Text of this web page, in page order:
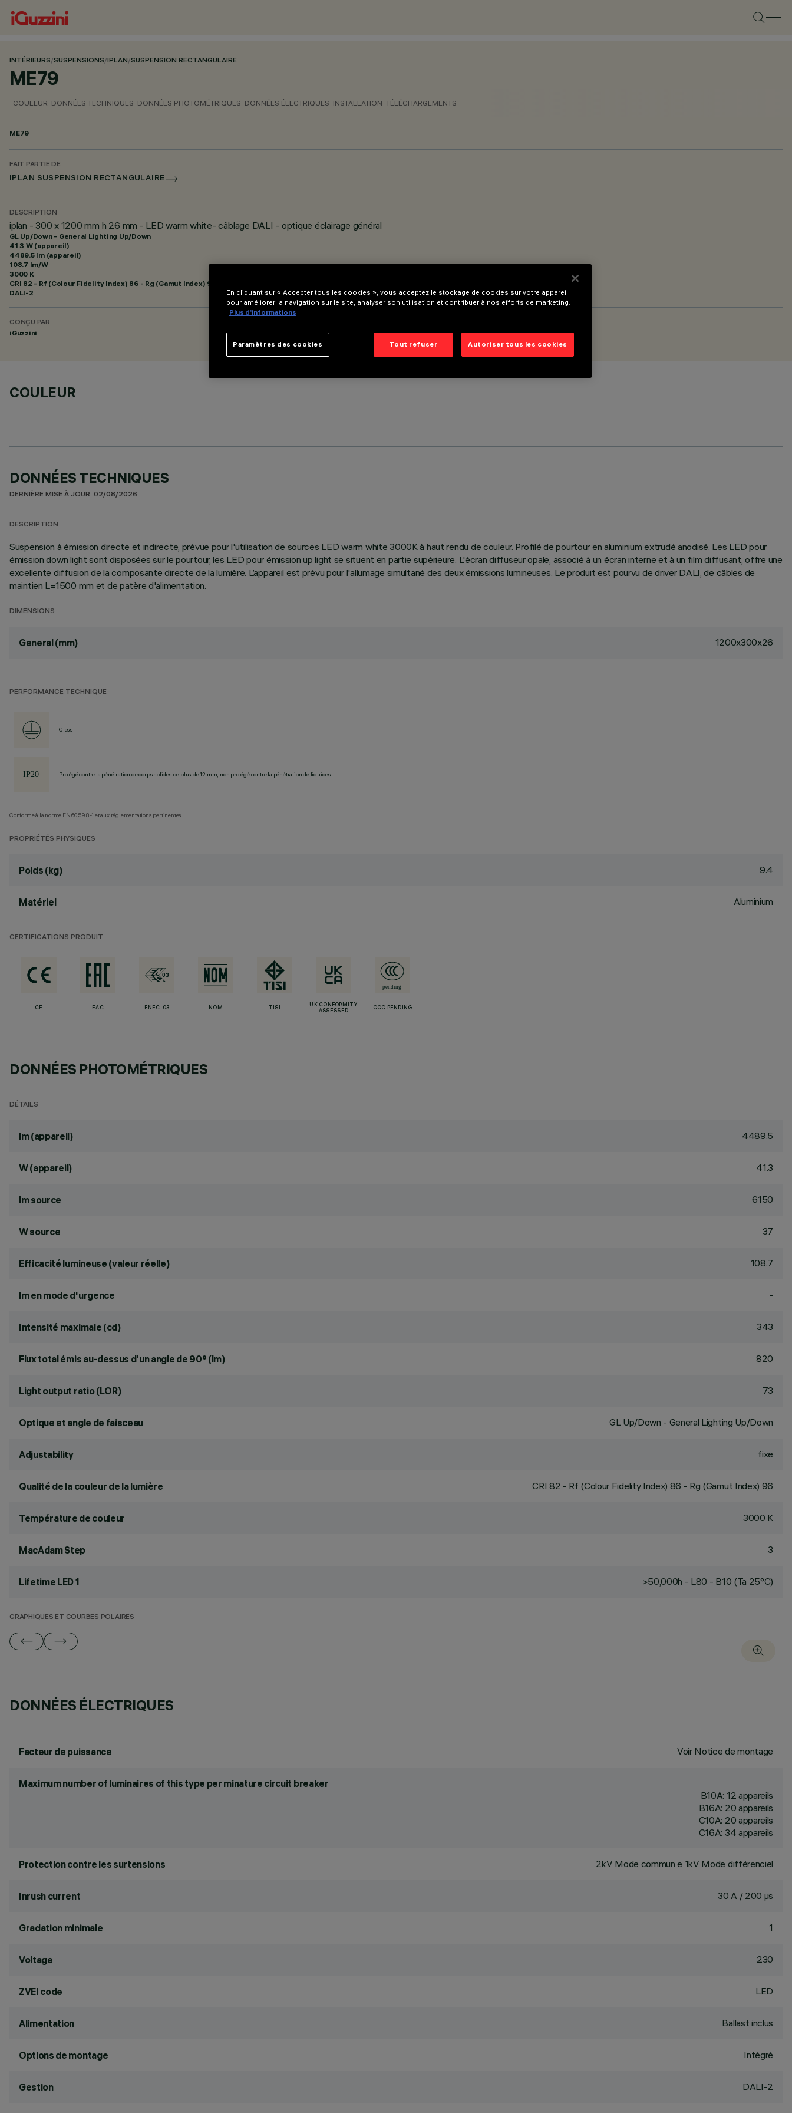
INTÉRIEURS/SUSPENSIONS/IPLAN/SUSPENSION RECTANGULAIRE
ME79
COULEUR DONNÉES TECHNIQUES DONNÉES PHOTOMÉTRIQUES DONNÉES ÉLECTRIQUES INSTALLATION TÉLÉCHARGEMENTS
ME79
FAIT PARTIE DE
IPLAN SUSPENSION RECTANGULAIRE
DESCRIPTION
iplan - 300 x 1200 mm h 26 mm - LED warm white- câblage DALI - optique éclairage général
GL Up/Down - General Lighting Up/Down
41.3 W (appareil)
4489.5 lm (appareil)
108.7 lm/W
3000 K
CRI 82 - Rf (Colour Fidelity Index) 86 - Rg (Gamut Index) 96
DALI-2
CONÇU PAR
iGuzzini
COULEUR
DONNÉES TECHNIQUES
DERNIÈRE MISE À JOUR: 02/08/2026
DESCRIPTION
Suspension à émission directe et indirecte, prévue pour l'utilisation de sources LED warm white 3000K à haut rendu de couleur. Profilé de pourtour en aluminium extrudé anodisé. Les LED pour
émission down light sont disposées sur le pourtour, les LED pour émission up light se situent en partie supérieure. L'écran diffuseur opale, associé à un écran interne et à un film diffusant, offre une
excellente diffusion de la composante directe de la lumière. L’appareil est prévu pour l'allumage simultané des deux émissions lumineuses. Le produit est pourvu de driver DALI, de câbles de
maintien L=1500 mm et de patère d'alimentation.
DIMENSIONS
General (mm) 1200x300x26
PERFORMANCE TECHNIQUE
Class I
Protégé contre la pénétration de corps solides de plus de 12 mm, non protégé contre la pénétration de liquides.
Conforme à la norme EN60598-1 et aux réglementations pertinentes.
PROPRIÉTÉS PHYSIQUES
Poids (kg) 9.4
Matériel Aluminium
CERTIFICATIONS PRODUIT
CE EAC ENEC-03 NOM TISI
UK CONFORMITY
ASSESSED
CCC PENDING
DONNÉES PHOTOMÉTRIQUES
DÉTAILS
lm (appareil) 4489.5
W (appareil) 41.3
lm source 6150
W source 37
Efficacité lumineuse (valeur réelle) 108.7
lm en mode d'urgence -
Intensité maximale (cd) 343
Flux total émis au-dessus d'un angle de 90° (lm) 820
Light output ratio (LOR) 73
Optique et angle de faisceau GL Up/Down - General Lighting Up/Down
Adjustability fixe
Qualité de la couleur de la lumière CRI 82 - Rf (Colour Fidelity Index) 86 - Rg (Gamut Index) 96
Température de couleur 3000 K
MacAdam Step 3
Lifetime LED 1 >50,000h - L80 - B10 (Ta 25°C)
GRAPHIQUES ET COURBES POLAIRES
DONNÉES ÉLECTRIQUES
Facteur de puissance Voir Notice de montage
Maximum number of luminaires of this type per minature circuit breaker
B10A: 12 appareils
B16A: 20 appareils
C10A: 20 appareils
C16A: 34 appareils
Protection contre les surtensions 2kV Mode commun e 1kV Mode différenciel
Inrush current 30 A / 200 µs
Gradation minimale 1
Voltage 230
ZVEI code LED
Alimentation Ballast inclus
Options de montage Intégré
Gestion DALI-2
En cliquant sur « Accepter tous les cookies », vous acceptez le stockage de cookies sur votre appareil
pour améliorer la navigation sur le site, analyser son utilisation et contribuer à nos efforts de marketing.
Plus d’informations
Tout refuser Autoriser tous les cookies
Paramètres des cookies